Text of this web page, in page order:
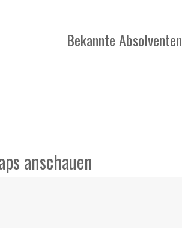
Bekannte Absolventen
anschauen